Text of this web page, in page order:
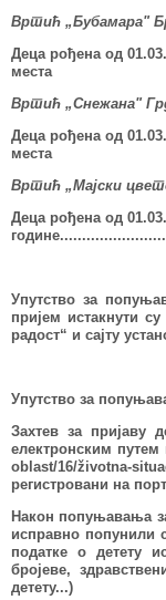
Вртић „Бубамара"
Деца рођена од
места
Вртић „Снежана"
Деца рођена од
места
Вртић „Мајски
Деца рођена од
године..............
Упутство за
пријем истакнути
радост“ и сајту
Упутство за
Захтев за пријаву
електронским путем
oblast/16/životna-
регистровани на
Након попуњавања
исправно попунили
податке о детету
бројеве,
детету...)